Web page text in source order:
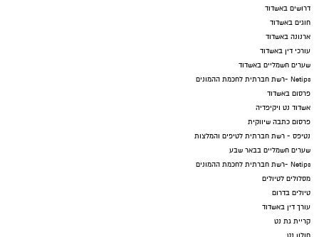
דרושים באשדוד
חוגים באשדוד
ארנונה באשדוד
עורכי דין באשדוד
שערים חשמליים באשדוד
Netips -רשת חברתית לחכמת ההמונים
פרסום באשדוד
אשדוד נט ויקיפדיה
פרסום כתבה שיווקית
נטיפס - רשת חברתית לטיפים והמלצות
שערים חשמליים בבאר שבע
Netips -רשת חברתית לחכמת ההמונים
מסלולים לטיולים
טיולים בדרום
עורך דין באשדוד
קריית גת נט